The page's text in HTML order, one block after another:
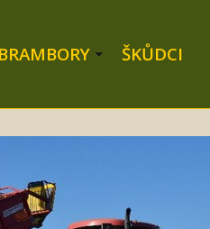
BRAMBORY ŠKŮDCI